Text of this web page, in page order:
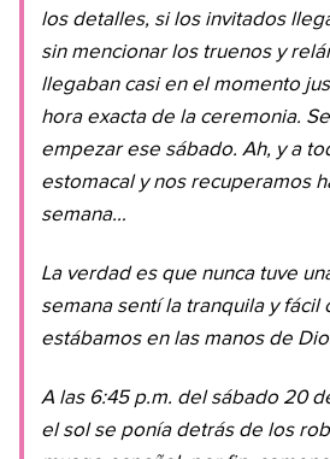
los detalles, si los invitados
sin mencionar los truenos y
llegaban casi en el momento
hora exacta de la ceremonia.
empezar ese sábado. Ah, y a
estomacal y nos recuperamos
semana…
La verdad es que nunca tuve
semana sentí la tranquila y fácil
estábamos en las manos de
A las 6:45 p.m. del sábado 20
el sol se ponía detrás de los